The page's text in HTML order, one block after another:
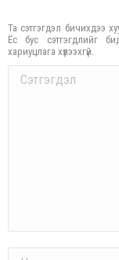
Та сэтгэгдэл бичихдээ
Ёс бус сэтгэгдлийг
хариуцлага хүлээхгүй.
Comment